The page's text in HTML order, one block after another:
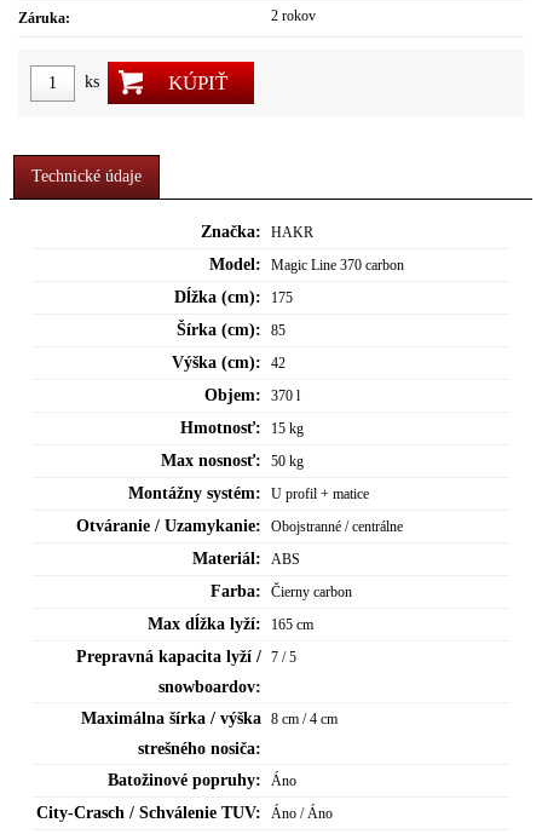
Záruka: 2 rokov
ks KÚPIŤ
Technické údaje
Značka: HAKR
Model: Magic Line 370 carbon
Dĺžka (cm): 175
Šírka (cm): 85
Výška (cm): 42
Objem: 370 l
Hmotnosť: 15 kg
Max nosnosť: 50 kg
Montážny systém: U profil + matice
Otváranie / Uzamykanie: Obojstranné / centrálne
Materiál: ABS
Farba: Čierny carbon
Max dĺžka lyží: 165 cm
Prepravná kapacita lyží /
snowboardov:
7 / 5
Maximálna šírka / výška
strešného nosiča:
8 cm / 4 cm
Batožinové popruhy: Áno
City-Crasch / Schválenie TUV: Áno / Áno